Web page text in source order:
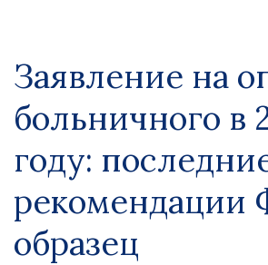
Заявление на
больничного в
году:
рекомендации
образец